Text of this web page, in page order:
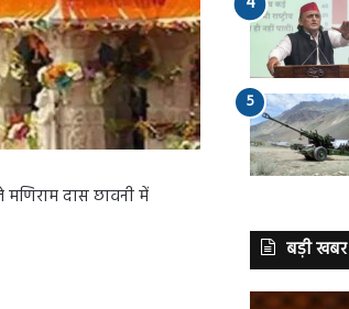
मणिराम दास छावनी में
बड़ी खबर